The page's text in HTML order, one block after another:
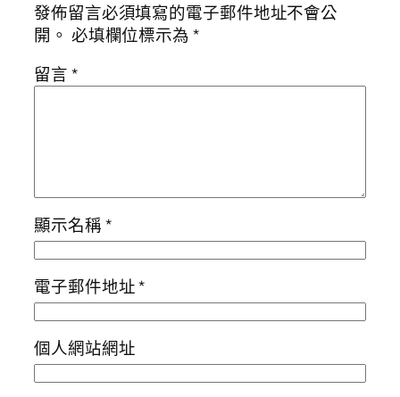
發佈留言必須填寫的電子郵件地址不會公
開。 必填欄位標示為*
留言*
顯示名稱*
電子郵件地址*
個人網站網址